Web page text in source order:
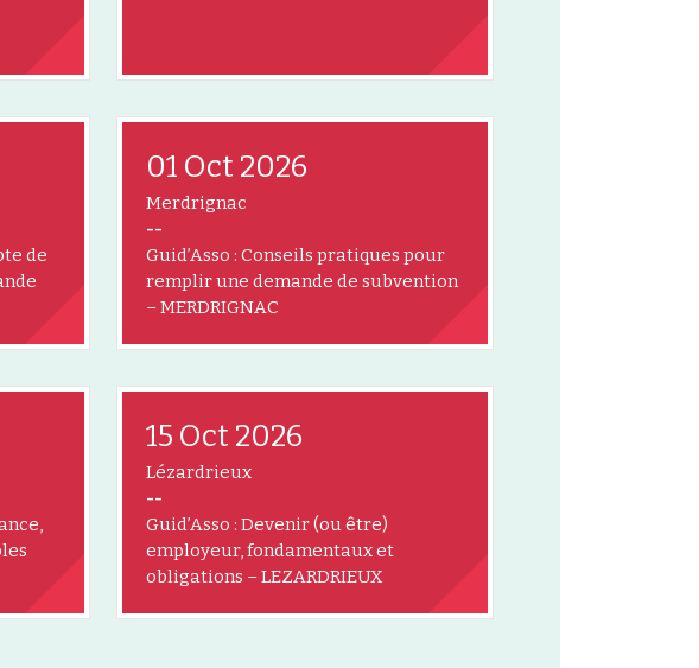
de
01 Oct 2026
Merdrignac
--
Guid’Asso : Conseils pratiques pour
remplir une demande de subvention
– MERDRIGNAC
15 Oct 2026
Lézardrieux
--
Guid’Asso : Devenir (ou être)
employeur, fondamentaux et
obligations – LEZARDRIEUX